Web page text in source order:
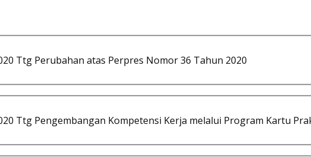
Ttg Perubahan atas Perpres Nomor 36 Tahun 2020
Ttg Pengembangan Kompetensi Kerja melalui Program Kartu